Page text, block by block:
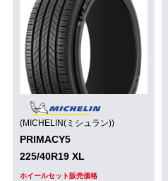
(MICHELIN(ミシュラン))
PRIMACY5
225/40R19 XL
ホイールセット販売価格